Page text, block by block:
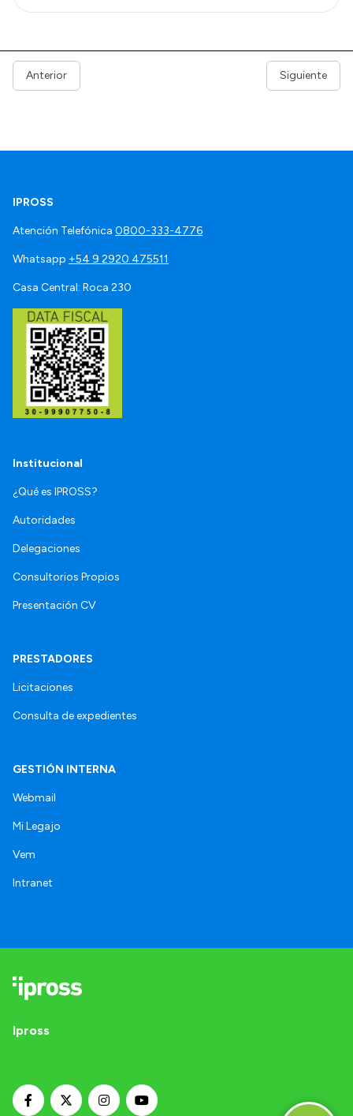
Anterior Siguiente
IPROSS
Atención Telefónica 0800-333-4776
Whatsapp +54 9 2920 475511
Casa Central: Roca 230
Institucional
¿Qué es IPROSS?
Autoridades
Delegaciones
Consultorios Propios
Presentación CV
PRESTADORES
Licitaciones
Consulta de expedientes
GESTIÓN INTERNA
Webmail
Mi Legajo
Vem
Intranet
Ipross